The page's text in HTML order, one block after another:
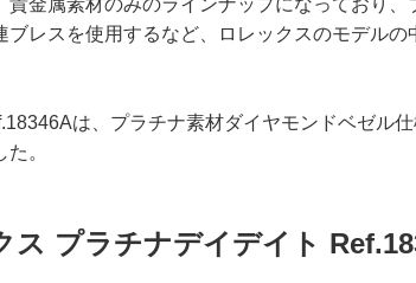
ブレスを使用するなど、ロレックスのモデル
は、プラチナ素材ダイヤモンドベゼル
。
ス プラチナデイデイト